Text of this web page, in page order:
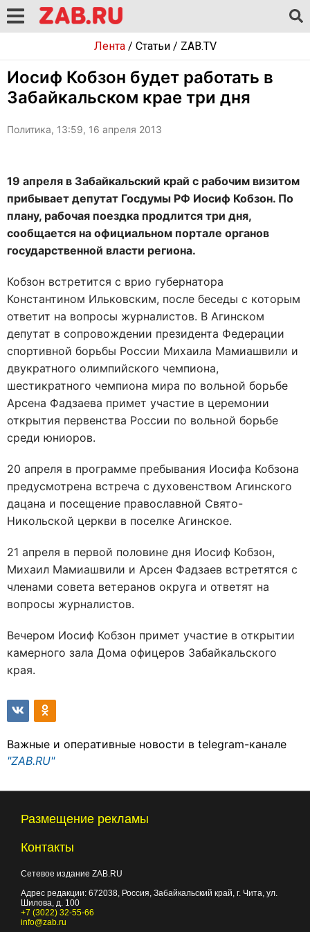
Лента/ Статьи/ ZAB.TV
Иосиф Кобзон будет работать в
Забайкальском крае три дня
Политика, 13:59, 16 апреля 2013
19 апреля в Забайкальский край с рабочим визитом
прибывает депутат Госдумы РФ Иосиф Кобзон. По
плану, рабочая поездка продлится три дня,
сообщается на официальном портале органов
государственной власти региона.
Кобзон встретится с врио губернатора
Константином Ильковским, после беседы с которым
ответит на вопросы журналистов. В Агинском
депутат в сопровождении президента Федерации
спортивной борьбы России Михаила Мамиашвили и
двукратного олимпийского чемпиона,
шестикратного чемпиона мира по вольной борьбе
Арсена Фадзаева примет участие в церемонии
открытия первенства России по вольной борьбе
среди юниоров.
20 апреля в программе пребывания Иосифа Кобзона
предусмотрена встреча с духовенством Агинского
дацана и посещение православной Свято-
Никольской церкви в поселке Агинское.
21 апреля в первой половине дня Иосиф Кобзон,
Михаил Мамиашвили и Арсен Фадзаев встретятся с
членами совета ветеранов округа и ответят на
вопросы журналистов.
Вечером Иосиф Кобзон примет участие в открытии
камерного зала Дома офицеров Забайкальского
края.
Важные и оперативные новости в telegram-канале
"ZAB.RU"
Размещение рекламы
Контакты
Сетевое издание ZAB.RU
Адрес редакции: 672038, Россия, Забайкальский край, г. Чита, ул.
Шилова, д. 100
+7 (3022) 32-55-66
info@zab.ru